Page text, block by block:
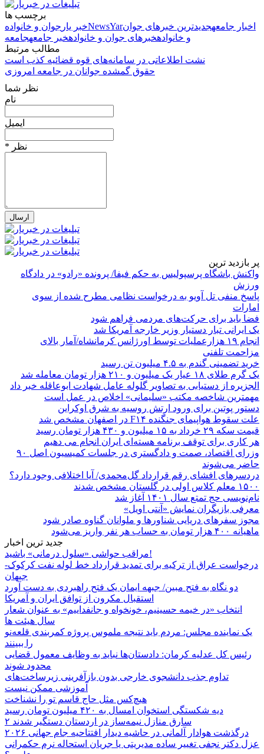
برچسب ها
خبر یار جوان و خانواده NewsYar اخبار جامعهجدیدترین خبرهای جوان
و خانوادهخبرهای جوان و خانوادهخبر جامعهجامعه
مطالب مرتبط
نشت اطلاعاتی در سامانه‌های قوه قضائیه کذب است
حقوق گمشده جوانان در جامعه امروزی
نظر شما
نام
ایمیل
* نظر
پر بازدید ترین
واکنش باشگاه پرسپولیس به حکم فیفا/ پرونده «رادو» در دادگاه
ورزش
پاسخ منفی تل آویو به درخواست نظامی مطرح شده از سوی
امارات
فضا باید برای حرکت‌های مردمی فراهم شود
یک ایرانی تبار دستیار وزیر خارجه آمریکا شد
انجام ۱۹ هزارعملیات توسط اورژانس کرمانشاه/آمار بالای
مزاحمت تلفنی
خرید تضمینی گندم به ۴.۵ میلیون تن رسید
یک گرم طلای ۱۸ عیار یک میلیون و ۲۱۰ هزار تومان معامله شد
الجزیره از دستیابی به تصاویر گلوله عامل شهادت ابوعاقله خبر داد
مهمترین شاخصه مکتب «سلیمانی» اخلاص در عمل است
دستور پوتین برای ورود ارتش روسیه به شرق اوکراین
علت سقوط هواپیمای جنگنده F۱۴ در اصفهان مشخص شد
قیمت سکه ۲۹ خرداد به ۱۵ میلیون و ۴۳۰ هزار تومان رسید
هر کاری برای توقف برنامه هسته‌ای ایران انجام می دهیم
وزرای اقتصاد، صمت و دادگستری در جلسات کمیسیون اصل ۹۰
حاضر می‌شوند
دردسرهای افشای رقم قرارداد گل‌محمدی/ آیا اختلافی وجود دارد؟
۱۵۰۰ معلم کلاس اولی در گلستان مشخص شدند
نام‌نویسی حج تمتع سال ۱۴۰۱ آغاز شد
معرفی بازیگران نمایش «آنتی اویل»
مجوز سفرهای دریایی شناورها و ملوانان گناوه صادر شود
ماهیانه ۴۰۰ هزار تومان به حساب هر نفر واریز می‌شود
جدید ترین اخبار
مراقب حواشی «سلول درمانی» باشید!
درخواست عراق از ترکیه برای تمدید قرارداد خط لوله نفت کرکوک-
جیهان
دو نگاه به فتح مبین/ جبهه ایمان یک فتح راهبردی به دست آورد
استقبال مکرون از توافق ایران و آمریکا
انتخاب «در خیمه حسینیم، خونخواه و جانفداییم» به عنوان شعار
سال هیئت ها
یک نماینده مجلس: مردم باید نتیجه ملموس پروژه کمربندی قلعه‌نو
را ببینند
رئیس کل عدلیه کرمان: دادستان‌ها نباید به وظایف معمول قضایی
محدود شوند
تداوم جذب دانشجوی خارجی بدون بازآفرینی زیرساخت‌های
آموزشی ممکن نیست
هیچ‌کس مثل حاج قاسم تو را نشناخت
دیه شکستگی استخوان امسال به ۴۲۰ میلیون تومان رسید
۲ سارق منازل نیمه‌ساز در اردستان دستگیر شدند
درگذشت هوادار آلمانی در حاشیه دیدار افتتاحیه جام جهانی ۲۰۲۶
عزل دکتر نجفی تغییر ساده مدیریتی یا جریان استحاله نرم حکمرانی